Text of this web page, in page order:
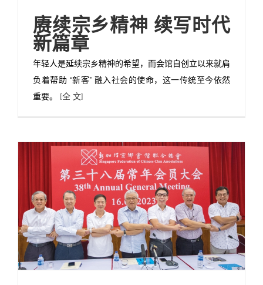
赓续宗乡精神 续写时代
新篇章
年轻人是延续宗乡精神的希望，而会馆自创立以来就肩
负着帮助 “新客” 融入社会的使命，这一传统至今依然
重要。 [全 文]